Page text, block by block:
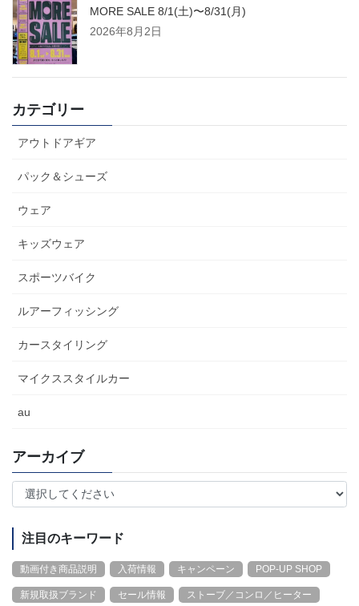
MORE SALE 8/1(土)〜8/31(月)
2026年8月2日
カテゴリー
アウトドアギア
パック＆シューズ
ウェア
キッズウェア
スポーツバイク
ルアーフィッシング
カースタイリング
マイクススタイルカー
au
アーカイブ
注目のキーワード
動画付き商品説明 入荷情報 キャンペーン POP-UP SHOP
新規取扱ブランド セール情報 ストーブ／コンロ／ヒーター